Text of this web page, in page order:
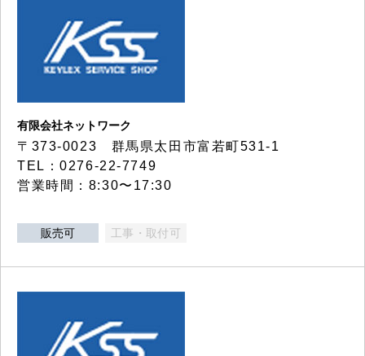
有限会社ネットワーク
〒373-0023 群馬県太田市富若町531-1
TEL：0276-22-7749
営業時間：8:30〜17:30
販売可 工事・取付可